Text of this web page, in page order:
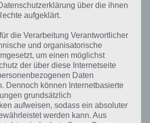
zur Lösung
das tägliche Rätsel am 26.8.2020 in 4 Bilder
hat dieses eigentlich und was gibt es
das Wort auch zu Island? Zu bestimmten
wir daher auch immer eine kurze
über die ihnen
aufgeklärt.
die Verarbeitung Verantwortlicher
und organisatorische
um einen möglichst
der über diese Internetseite
Daten
Dennoch können Internetbasierte
grundsätzlich
aufweisen, sodass ein absoluter
werden kann. Aus